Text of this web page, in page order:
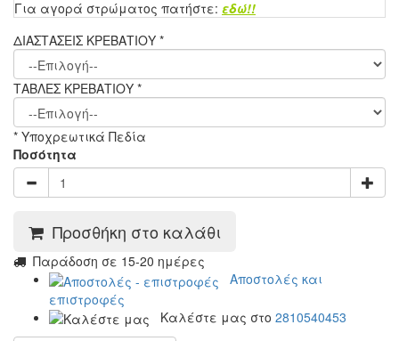
Για αγορά στρώματος πατήστε: εδώ!!
ΔΙΑΣΤΑΣΕΙΣ ΚΡΕΒΑΤΙΟΥ *
ΤΑΒΛΕΣ ΚΡΕΒΑΤΙΟΥ *
* Υποχρεωτικά Πεδία
Ποσότητα
Προσθήκη στο καλάθι
Παράδοση σε 15-20 ημέρες
Αποστολές και
επιστροφές
Καλέστε μας στο 2810540453